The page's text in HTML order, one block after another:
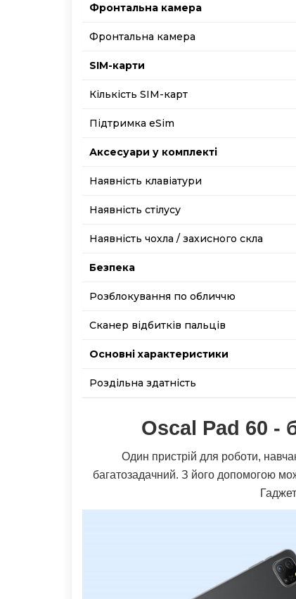
Фронтальна камера
Фронтальна камера
SIM-карти
Кількість SIM-карт
Підтримка еSim
Аксесуари у комплекті
Наявність клавіатури
Наявність стілусу
Наявність чохла / захисного скла
Безпека
Розблокування по обличчю
Сканер відбитків пальців
Основнi характеристики
Роздільна здатність
Oscal Pad 60 -
Один пристрій для роботи,
багатозадачний. З його допомогою